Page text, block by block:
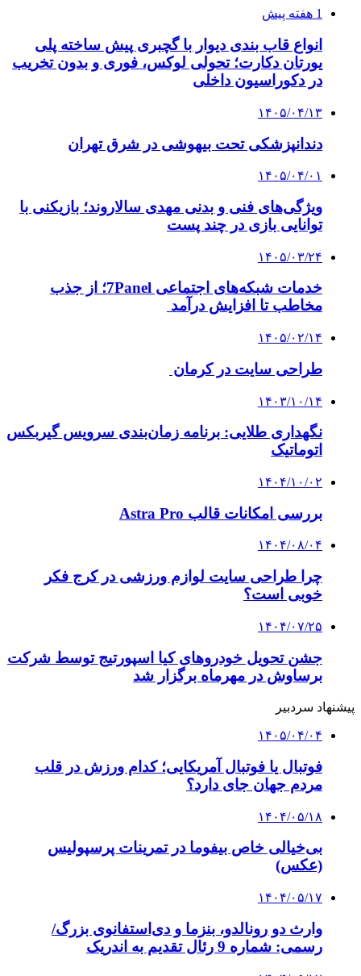
1 هفته پیش
انواع قاب بندی دیوار با گچبری پیش ساخته پلی
یورتان دکارت؛ تحولی لوکس، فوری و بدون تخریب
در دکوراسیون داخلی
۱۴۰۵/۰۴/۱۳
دندانپزشکی تحت بیهوشی در شرق تهران
۱۴۰۵/۰۴/۰۱
ویژگی‌های فنی و بدنی مهدی سالاروند؛ بازیکنی با
توانایی بازی در چند پست
۱۴۰۵/۰۳/۲۴
خدمات شبکه‌های اجتماعی 7Panel؛ از جذب
مخاطب تا افزایش درآمد
۱۴۰۵/۰۲/۱۴
طراحی سایت در کرمان
۱۴۰۳/۱۰/۱۴
نگهداری طلایی: برنامه زمان‌بندی سرویس گیربکس
اتوماتیک
۱۴۰۴/۱۰/۰۲
بررسی امکانات قالب Astra Pro
۱۴۰۴/۰۸/۰۴
چرا طراحی سایت لوازم ورزشی در کرج فکر
خوبی است؟
۱۴۰۴/۰۷/۲۵
جشن تحویل خودروهای کیا اسپورتیج توسط شرکت
برساوش در مهرماه برگزار شد
پیشنهاد سردبیر
۱۴۰۵/۰۴/۰۴
فوتبال یا فوتبال آمریکایی؛ کدام ورزش در قلب
مردم جهان جای دارد؟
۱۴۰۴/۰۵/۱۸
بی‌خیالی خاص بیفوما در تمرینات پرسپولیس
(عکس)
۱۴۰۴/۰۵/۱۷
وارث دو رونالدو، بنزما و دی‌استفانوی بزرگ/
رسمی: شماره 9 رئال تقدیم به اندریک